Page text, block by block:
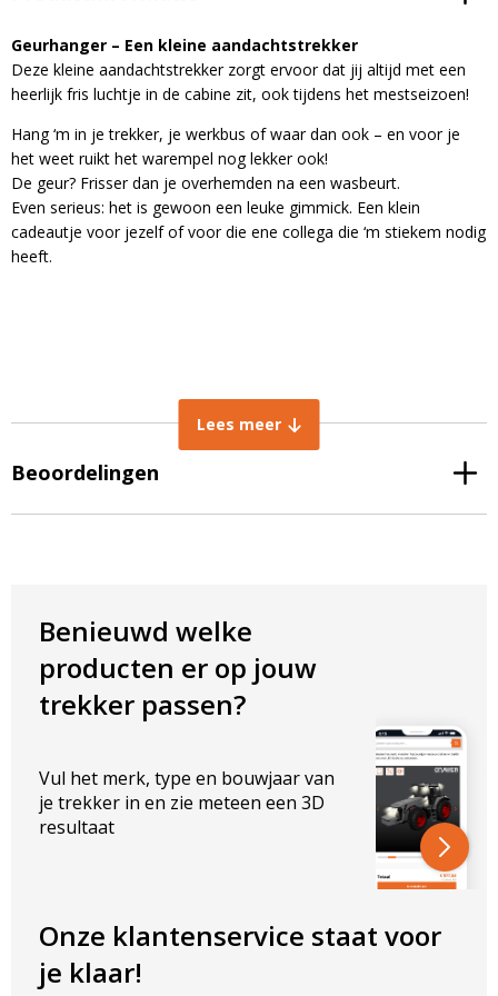
Geurhanger – Een kleine aandachtstrekker
Deze kleine aandachtstrekker zorgt ervoor dat jij altijd met een
heerlijk fris luchtje in de cabine zit, ook tijdens het mestseizoen!
Hang ‘m in je trekker, je werkbus of waar dan ook – en voor je
het weet ruikt het warempel nog lekker ook!
De geur? Frisser dan je overhemden na een wasbeurt.
Even serieus: het is gewoon een leuke gimmick. Een klein
cadeautje voor jezelf of voor die ene collega die ‘m stiekem nodig
heeft.
Lees meer
Beoordelingen
Benieuwd welke
producten er op jouw
trekker passen?
Vul het merk, type en bouwjaar van
je trekker in en zie meteen een 3D
resultaat
Onze klantenservice staat voor
je klaar!